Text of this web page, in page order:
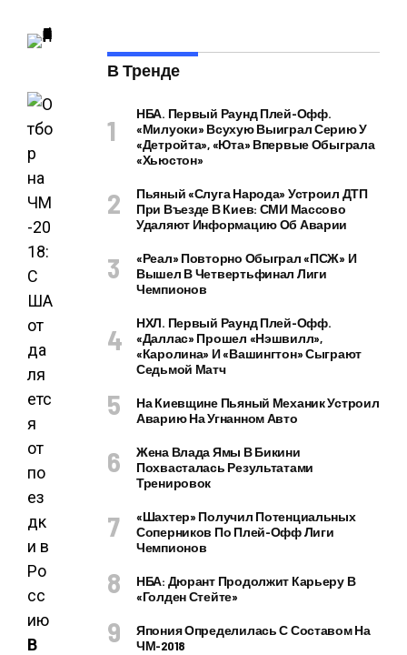
В
В Тренде
НБА. Первый Раунд Плей-Офф.
«Милуоки» Всухую Выиграл Серию У
«Детройта», «Юта» Впервые Обыграла
«Хьюстон»
Пьяный «слуга Народа» Устроил ДТП
При Въезде В Киев: СМИ Массово
Удаляют Информацию Об Аварии
«Реал» Повторно Обыграл «ПСЖ» И
Вышел В Четвертьфинал Лиги
Чемпионов
НХЛ. Первый Раунд Плей-Офф.
«Даллас» Прошел «Нэшвилл»,
«Каролина» И «Вашингтон» Сыграют
Седьмой Матч
На Киевщине Пьяный Механик Устроил
Аварию На Угнанном Авто
Жена Влада Ямы В Бикини
Похвасталась Результатами
Тренировок
«Шахтер» Получил Потенциальных
Соперников По Плей-Офф Лиги
Чемпионов
НБА: Дюрант Продолжит Карьеру В
«Голден Стейте»
Япония Определилась С Составом На
ЧМ-2018